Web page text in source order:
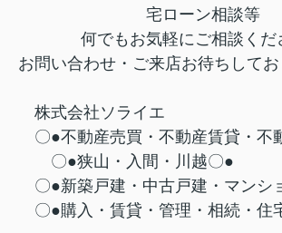
宅ローン相談等
何でもお気軽にご相談くだ
お問い合わせ・ご来店お待ちして
株式会社ソライエ
〇●不動産売買・不動産賃貸・不
〇●狭山・入間・川越〇●
〇●新築戸建・中古戸建・マンシ
〇●購入・賃貸・管理・相続・住